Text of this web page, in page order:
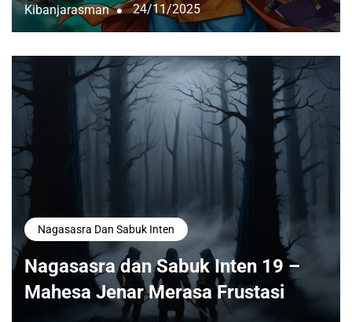
Kibanjarasman 24/11/2025
Nagasasra Dan Sabuk Inten
Nagasasra dan Sabuk Inten 19 –
Mahesa Jenar Merasa Frustasi